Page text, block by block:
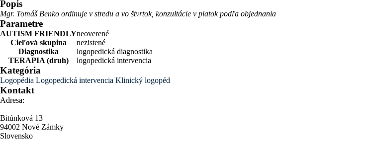
Popis
Mgr. Tomáš Benko ordinuje v stredu a vo štvrtok, konzultácie v piatok podľa objednania
Parametre
AUTISM FRIENDLYneoverené
Cieľová skupina
nezistené
Diagnostika
logopedická diagnostika
TERAPIA (druh)
logopedická intervencia
Kategória
Logopédia Logopedická intervencia Klinický logopéd
Kontakt
Adresa:
Bitúnková 13
94002 Nové Zámky
Slovensko